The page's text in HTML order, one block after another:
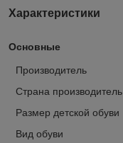
Характеристики
Основные
Производитель
Страна производитель
Размер детской обуви
Вид обуви